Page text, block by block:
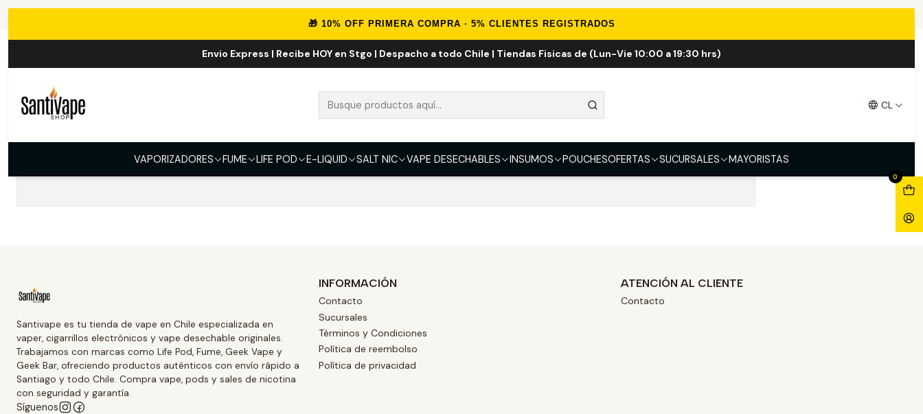
🎁 10% OFF PRIMERA COMPRA · 5% CLIENTES REGISTRADOS
Envio Express | Recibe HOY en Stgo | Despacho a todo Chile | Tiendas Fisicas de (Lun-Vie 10:00 a 19:30 hrs)
CL
VAPORIZADORES FUME LIFE POD E-LIQUID SALT NIC VAPE DESECHABLES INSUMOS POUCHESOFERTAS SUCURSALES MAYORISTAS
0
Accesorios
Santivape es tu tienda de vape en Chile especializada en
vaper, cigarrillos electrónicos y vape desechable originales.
Trabajamos con marcas como Life Pod, Fume, Geek Vape y
Geek Bar, ofreciendo productos auténticos con envío rápido a
Santiago y todo Chile. Compra vape, pods y sales de nicotina
con seguridad y garantía.
Síguenos
INFORMACIÓN
Contacto
Sucursales
Términos y Condiciones
Política de reembolso
Política de privacidad
ATENCIÓN AL CLIENTE
Contacto